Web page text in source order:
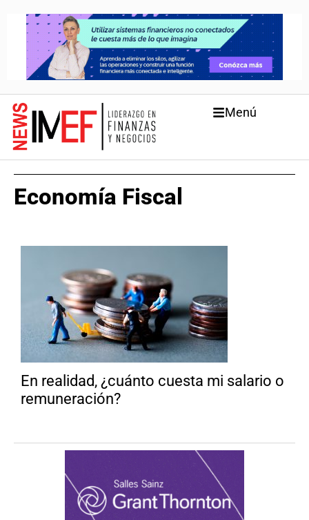
Menú
Economía Fiscal
En realidad, ¿cuánto cuesta mi salario o
remuneración?